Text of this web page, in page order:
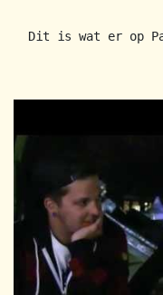
Dit is wat er op